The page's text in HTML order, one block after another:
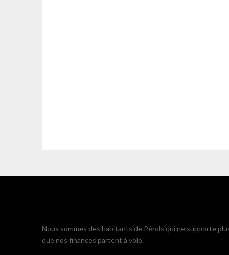
Nous sommes des habitants de Pérols qui ne supporte
que nos finances partent à volo.